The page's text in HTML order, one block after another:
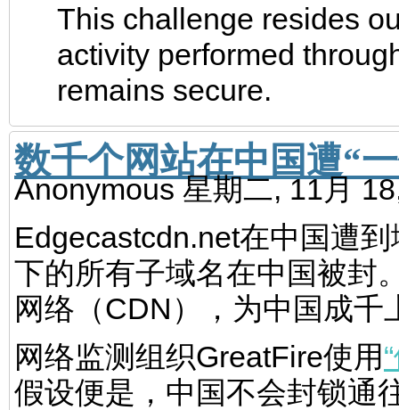
This challenge resides
activity performed
remains secure.
数千个网站在中国遭“
Anonymous星期二, 11月
Edgecastcdn.net在中国遭
下的所有子域名在中国被封
网络（CDN），为中国成
网络监测组织GreatFire使用
假设便是，中国不会封锁通